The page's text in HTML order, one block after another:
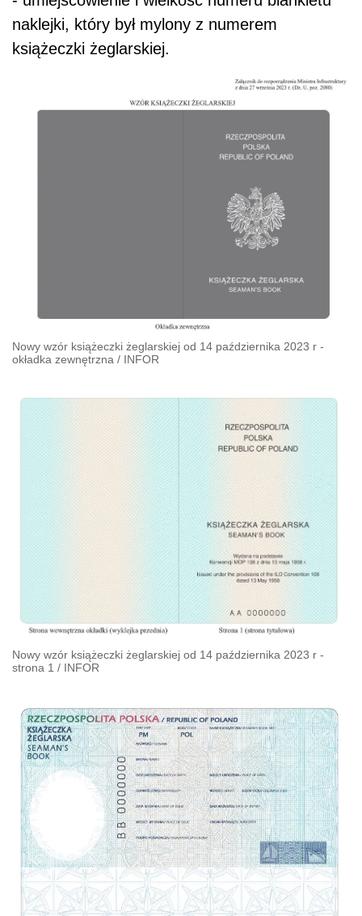
naklejki, który był mylony z numerem
książeczki żeglarskiej.
Nowy wzór książeczki żeglarskiej od 14 października 2023 r -
okładka zewnętrzna / INFOR
Nowy wzór książeczki żeglarskiej od 14 października 2023 r -
strona 1 / INFOR